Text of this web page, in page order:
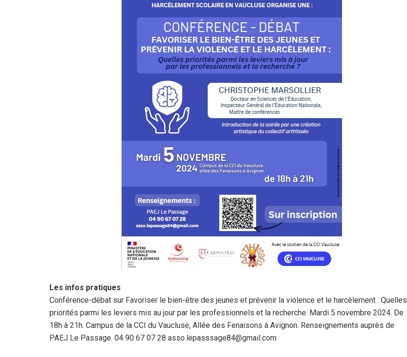
Les infos pratiques
Conférence-débat sur Favoriser le bien-être des jeunes et prévenir la violence et le harcèlement : Quelles
priorités parmi les leviers mis au jour par les professionnels et la recherche. Mardi 5 novembre 2024. De
18h à 21h. Campus de la CCI du Vaucluse, Allée des Fenaisons à Avignon. Renseignements auprès de
PAEJ Le Passage. 04 90 67 07 28 asso.lepasssage84@gmail.com